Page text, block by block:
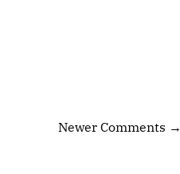
Newer Comments →